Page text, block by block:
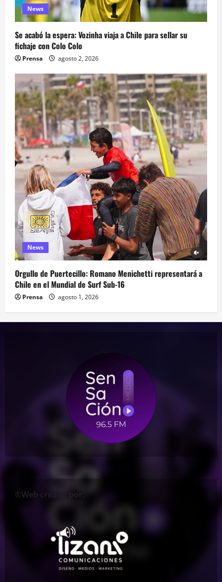
News
Se acabó la espera: Vozinha viaja a Chile para sellar su
fichaje con Colo Colo
Prensa agosto 2, 2026
News
Orgullo de Puertecillo: Romano Menichetti representará a
Chile en el Mundial de Surf Sub-16
Prensa agosto 1, 2026
®Web creada por: